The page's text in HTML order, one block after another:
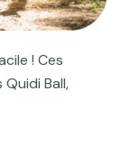
! Ces
Ball,